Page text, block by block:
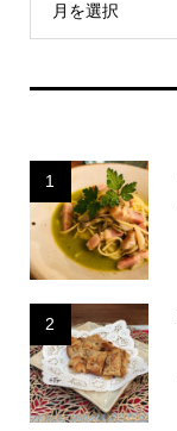
月を選択
1
2